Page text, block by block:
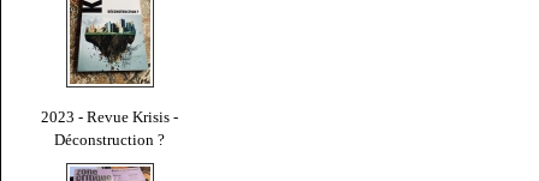
2023 - Revue Krisis -
Déconstruction ?